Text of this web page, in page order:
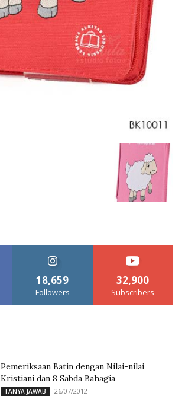
18,659
Followers
32,900
Subscribers
Pemeriksaan Batin dengan Nilai-nilai
Kristiani dan 8 Sabda Bahagia
TANYA JAWAB 26/07/2012